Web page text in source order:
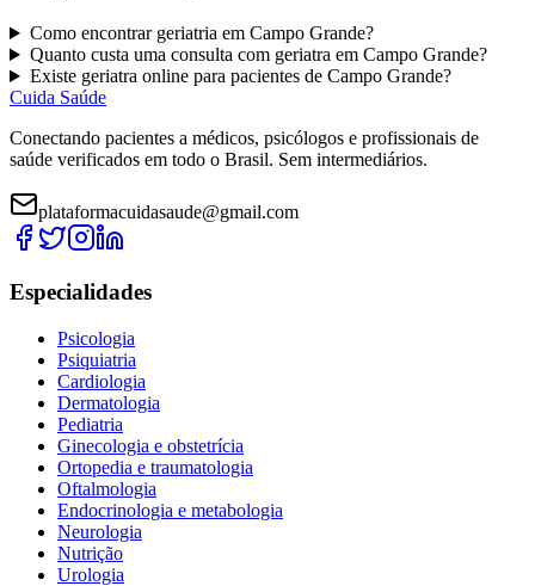
Como encontrar geriatria em Campo Grande?
Quanto custa uma consulta com geriatra em Campo Grande?
Existe geriatra online para pacientes de Campo Grande?
Cuida Saúde
Conectando pacientes a médicos, psicólogos e profissionais de
saúde verificados em todo o Brasil. Sem intermediários.
plataformacuidasaude@gmail.com
Especialidades
Psicologia
Psiquiatria
Cardiologia
Dermatologia
Pediatria
Ginecologia e obstetrícia
Ortopedia e traumatologia
Oftalmologia
Endocrinologia e metabologia
Neurologia
Nutrição
Urologia